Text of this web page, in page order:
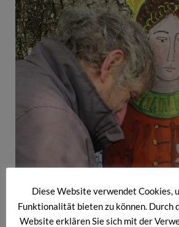
Diese Website verwendet Cookies,
Funktionalität bieten zu können. Durch
Website erklären Sie sich mit der